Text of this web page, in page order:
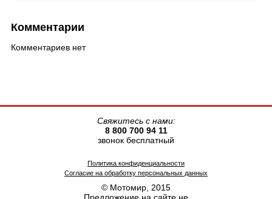
Комментарии
Комментариев нет
© Мотомир, 2015
Политика конфиденциальности
Согласие на обработку персональных данных
Свяжитесь с нами:
8 800 700 94 11
звонок бесплатный